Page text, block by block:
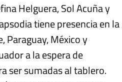
Helguera, Sol Acuña y
tiene presencia en la
Paraguay, México y
a la espera de
ser sumadas al tablero.